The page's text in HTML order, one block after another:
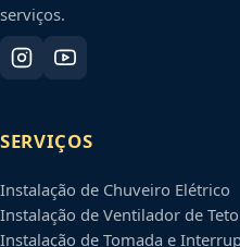
serviços.
SERVIÇOS
Instalação de Chuveiro Elétrico
Instalação de Ventilador de Teto
Instalação de Tomada e